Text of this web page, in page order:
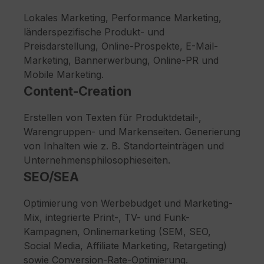
Lokales Marketing, Performance Marketing,
länderspezifische Produkt- und
Preisdarstellung, Online-Prospekte, E-Mail-
Marketing, Bannerwerbung, Online-PR und
Mobile Marketing.
Content-Creation
Erstellen von Texten für Produktdetail-,
Warengruppen- und Markenseiten. Generierung
von Inhalten wie z. B. Standorteinträgen und
Unternehmensphilosophieseiten.
SEO/SEA
Optimierung von Werbebudget und Marketing-
Mix, integrierte Print-, TV- und Funk-
Kampagnen, Onlinemarketing (SEM, SEO,
Social Media, Affiliate Marketing, Retargeting)
sowie Conversion-Rate-Optimierung.